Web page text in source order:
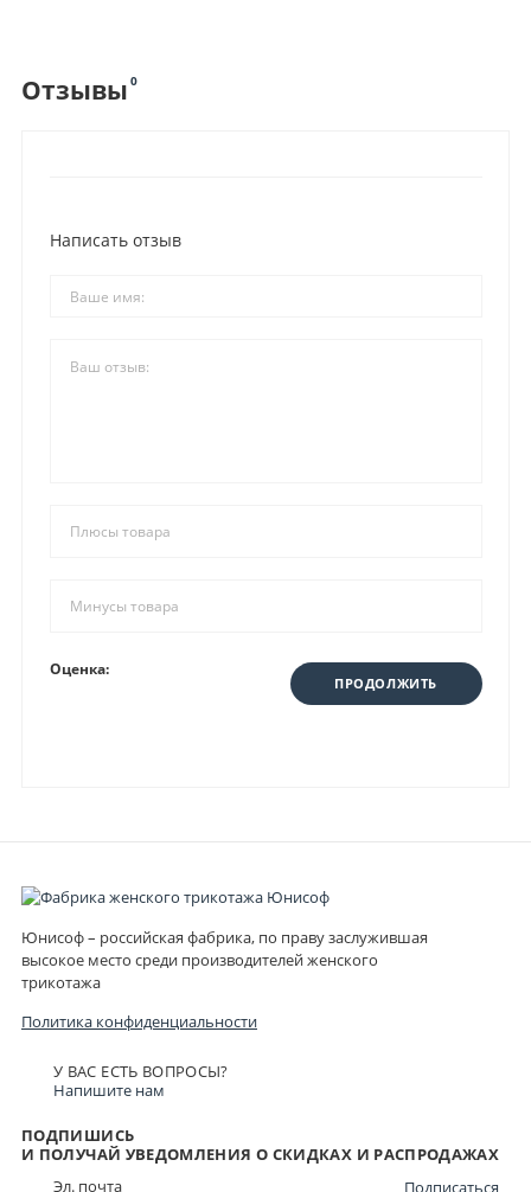
Отзывы 0
Написать отзыв
Оценка:
ПРОДОЛЖИТЬ
Юнисоф – российская фабрика, по праву заслужившая
высокое место среди производителей женского
трикотажа
Политика конфиденциальности
У ВАС ЕСТЬ ВОПРОСЫ?
Напишите нам
ПОДПИШИСЬ
И ПОЛУЧАЙ УВЕДОМЛЕНИЯ О СКИДКАХ И РАСПРОДАЖАХ
Подписаться